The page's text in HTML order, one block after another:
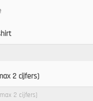
2 cijfers)